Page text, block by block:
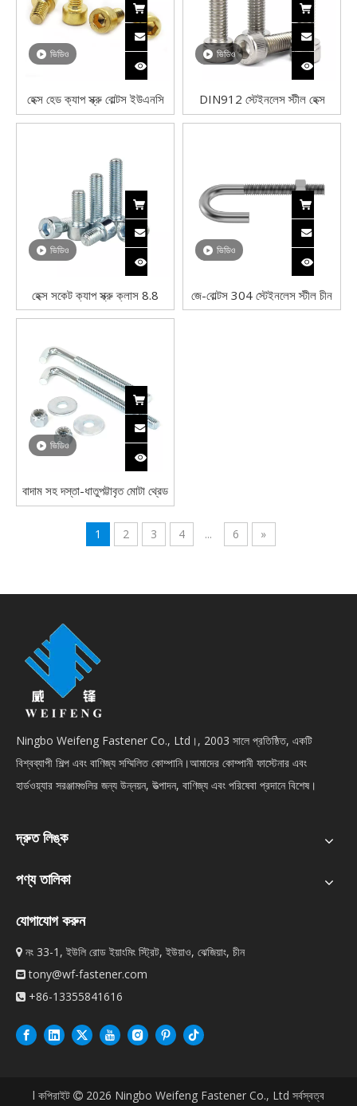
ভিডিও
হেক্স হেড ক্যাপ স্ক্রু বোল্টস ইউএনসি
মোটা থ্রেড গ্রেড 8 ইস্পাত হলুদ
ভিডিও
DIN912 স্টেইনলেস স্টীল হেক্স
সকেট হেড ক্যাপ স্ক্রু হেক্সাগন অ্যালেন
ভিডিও
হেক্স সকেট ক্যাপ স্ক্রু ক্লাস 8.8
ডিআইএন 912 জিঙ্ক প্লেটেড
ভিডিও
জে-বোল্টস 304 স্টেইনলেস স্টীল চীন
ভিডিও
বাদাম সহ দস্তা-ধাতুপট্টাবৃত মোটা থ্রেড
1 2 3 4 ... 6 »
Ningbo Weifeng Fastener Co., Ltd।, 2003 সালে প্রতিষ্ঠিত, একটি
বিশ্বব্যাপী শিল্প এবং বাণিজ্য সম্মিলিত কোম্পানি।আমাদের কোম্পানী ফাস্টেনার এবং
হার্ডওয়্যার সরঞ্জামগুলির জন্য উন্নয়ন, উত্পাদন, বাণিজ্য এবং পরিষেবা প্রদানে বিশেষ।
দ্রুত লিঙ্ক
পণ্য তালিকা
যোগাযোগ করুন
 নং 33-1, ইউলি রোড ইয়াংমিং স্ট্রিট, ইউয়াও, ঝেজিয়াং, চীন
 tony@wf-fastener.com
 +86-13355841616
l কপিরাইট  2026 Ningbo Weifeng Fastener Co., Ltd সর্বস্বত্ব